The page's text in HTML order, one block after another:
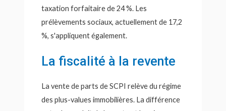
taxation forfaitaire de 24 %. Les
prélèvements sociaux, actuellement de 17,2
%, s'appliquent également.
La fiscalité à la revente
La vente de parts de SCPI relève du régime
des plus-values immobilières. La différence